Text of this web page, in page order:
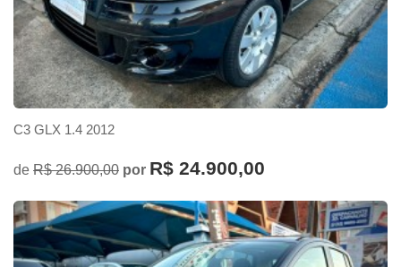
C3 GLX 1.4 2012
de R$ 26.900,00 por R$ 24.900,00